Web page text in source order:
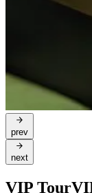
prev
next
VIP Tour